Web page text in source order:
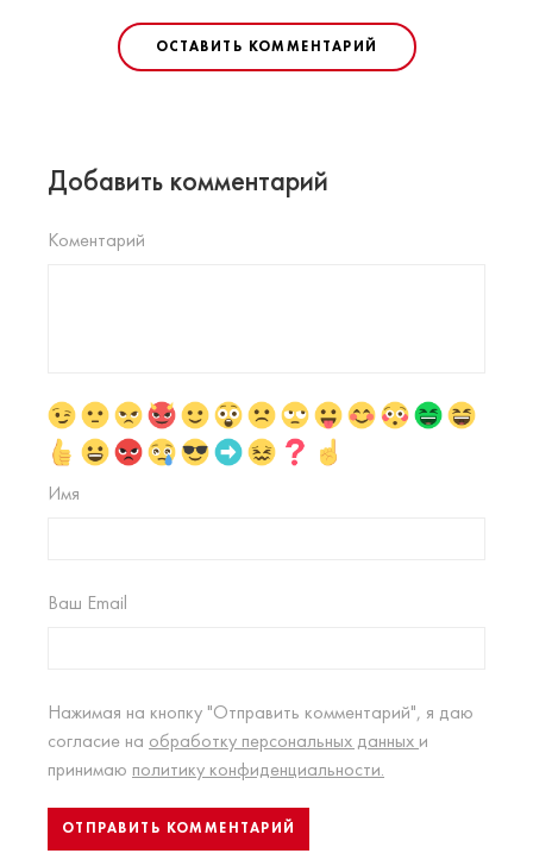
ОСТАВИТЬ КОММЕНТАРИЙ
Добавить комментарий
Коментарий
Имя
Ваш Email
Нажимая на кнопку "Отправить комментарий", я даю
согласие на обработку персональных данных и
принимаю политику конфиденциальности.